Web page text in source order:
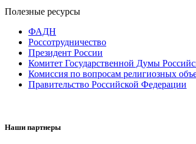
Полезные ресурсы
ФАДН
Россотрудничество
Президент России
Комитет Государственной Думы
Комиссия по вопросам религиозных
Правительство Российской Федерации
Наши партнеры